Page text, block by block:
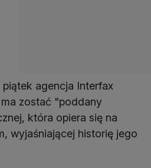
agencja Interfax
zostać "poddany
która opiera się na
wyjaśniającej historię jego